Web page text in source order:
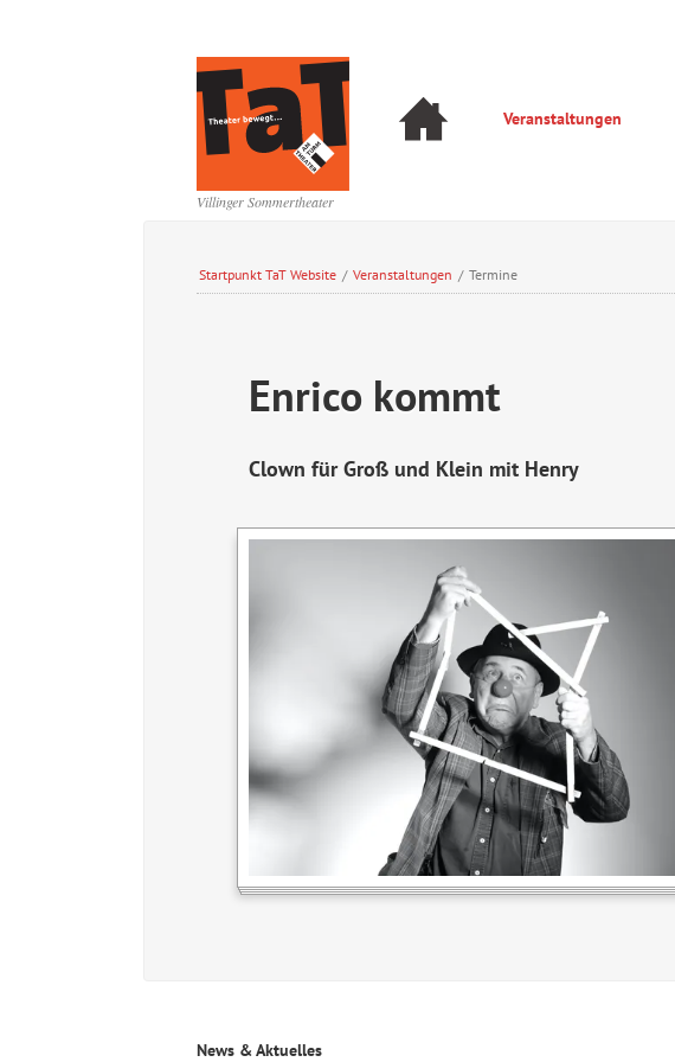
Villinger Sommertheater
Navigation
überspringen
Veranstaltungen
Startpunkt TaT Website / Veranstaltungen / Termine
Enrico kommt
Clown für Groß und Klein mit Henry
News & Aktuelles